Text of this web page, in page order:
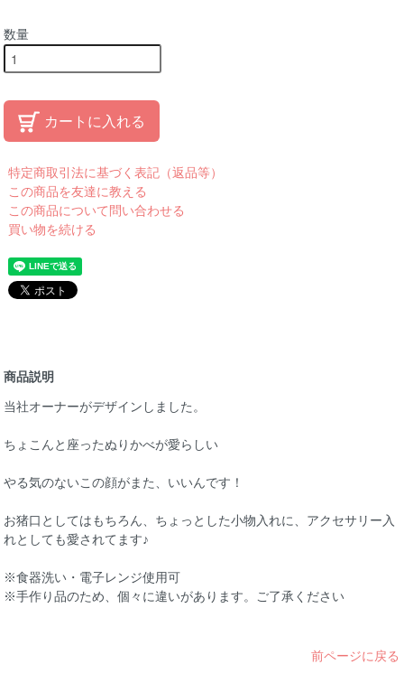
数量
カートに入れる
特定商取引法に基づく表記（返品等）
この商品を友達に教える
この商品について問い合わせる
買い物を続ける
商品説明
当社オーナーがデザインしました。
ちょこんと座ったぬりかべが愛らしい
やる気のないこの顔がまた、いいんです！
お猪口としてはもちろん、ちょっとした小物入れに、アクセサリー入
れとしても愛されてます♪
※食器洗い・電子レンジ使用可
※手作り品のため、個々に違いがあります。ご了承ください
前ページに戻る